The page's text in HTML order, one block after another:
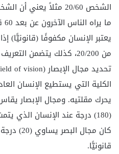
يعتبر الإنسان مكفوفًا (قانونيًّا)
من 20/200، كذلك يتضمن
الكلية التي يستطيع الإنسان
يحرك مقلتيه. ومجال الإبصار
(180) درجة عند الإنسان الذي
كان مجال
قانونيًّا.